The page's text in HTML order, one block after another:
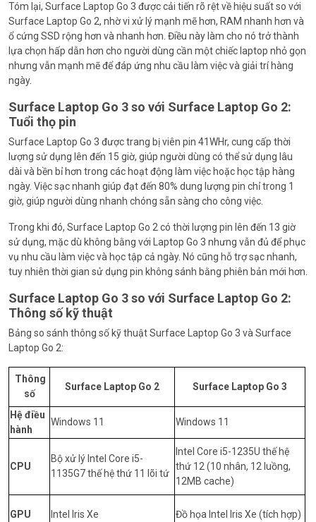
Tóm lại, Surface Laptop Go 3 được cải tiến rõ rệt về hiệu suất so với
Surface Laptop Go 2, nhờ vi xử lý mạnh mẽ hơn, RAM nhanh hơn và
ổ cứng SSD rộng hơn và nhanh hơn. Điều này làm cho nó trở thành
lựa chọn hấp dẫn hơn cho người dùng cần một chiếc laptop nhỏ gọn
nhưng vẫn mạnh mẽ để đáp ứng nhu cầu làm việc và giải trí hàng
ngày.
Surface Laptop Go 3 so với Surface Laptop Go 2:
Tuổi thọ pin
Surface Laptop Go 3 được trang bị viên pin 41WHr, cung cấp thời
lượng sử dụng lên đến 15 giờ, giúp người dùng có thể sử dụng lâu
dài và bền bỉ hơn trong các hoạt động làm việc hoặc học tập hàng
ngày. Việc sạc nhanh giúp đạt đến 80% dung lượng pin chỉ trong 1
giờ, giúp người dùng nhanh chóng sẵn sàng cho công việc.
Trong khi đó, Surface Laptop Go 2 có thời lượng pin lên đến 13 giờ
sử dụng, mặc dù không bằng với Laptop Go 3 nhưng vẫn đủ để phục
vụ nhu cầu làm việc và học tập cả ngày. Nó cũng hỗ trợ sạc nhanh,
tuy nhiên thời gian sử dụng pin không sánh bằng phiên bản mới hơn.
Surface Laptop Go 3 so với Surface Laptop Go 2:
Thông số kỹ thuật
Bảng so sánh thông số kỹ thuật Surface Laptop Go 3 và Surface
Laptop Go 2:
Thông
số
Surface Laptop Go 2 Surface Laptop Go 3
Hệ điều
hành
Windows 11 Windows 11
CPU
Bộ xử lý Intel Core i5-
1135G7 thế hệ thứ 11 lõi tứ
Intel Core i5-1235U thế hệ
thứ 12 (10 nhân, 12 luồng,
12MB cache)
GPU Intel Iris Xe Đồ họa Intel Iris Xe (tích hợp)